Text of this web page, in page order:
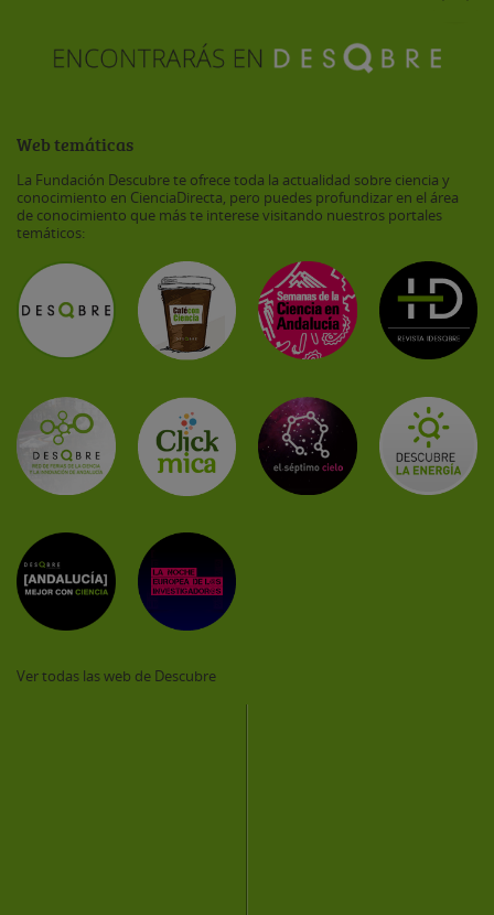
Web temáticas
La Fundación Descubre te ofrece toda la actualidad sobre ciencia y
conocimiento en CienciaDirecta, pero puedes profundizar en el área
de conocimiento que más te interese visitando nuestros portales
temáticos:
Ver todas las web de Descubre